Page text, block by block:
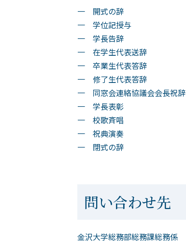
一 開式の辞
一 学位記授与
一 学長告辞
一 在学生代表送辞
一 卒業生代表答辞
一 修了生代表答辞
一 同窓会連絡協議会会長祝辞
一 学長表彰
一 校歌斉唱
一 祝典演奏
一 閉式の辞
問い合わせ先
金沢大学総務部総務課総務係